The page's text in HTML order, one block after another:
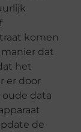
komen
dat
het
er door
data
de